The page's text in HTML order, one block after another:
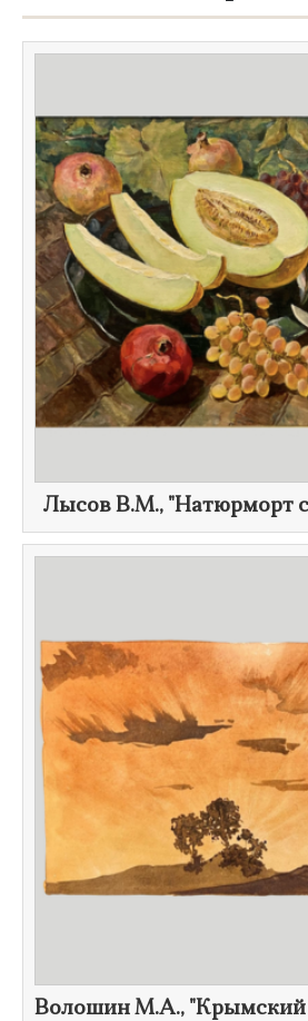
​Лысов В.М., "Натюрморт
Волошин М.А., ​"Крымский